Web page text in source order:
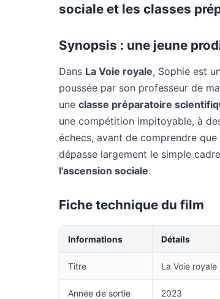
sociale et les classes
Synopsis : une jeune
Dans La Voie royale, Sophie est
poussée par son professeur de
une classe préparatoire
une compétition impitoyable, à
échecs, avant de comprendre
dépasse largement le simple
l'ascension sociale.
Fiche technique du film
Informations Détails
Titre La Voie royale
Année de sortie 2023